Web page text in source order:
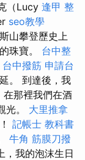
（Lucy 逢甲 整
seo教學
山攀登歷史上
珠寶。 台中整
台中撥筋 申請台
。 到達後，我
那裡我們在酒
光。 大里推拿
記帳士 教科書
牛角 筋膜刀撥
，我的泡沫生日